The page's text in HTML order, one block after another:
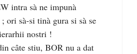
intra sà ne impunà
ori sà-si tinà gura si sà se
nostri !
câte stiu, BOR nu a dat